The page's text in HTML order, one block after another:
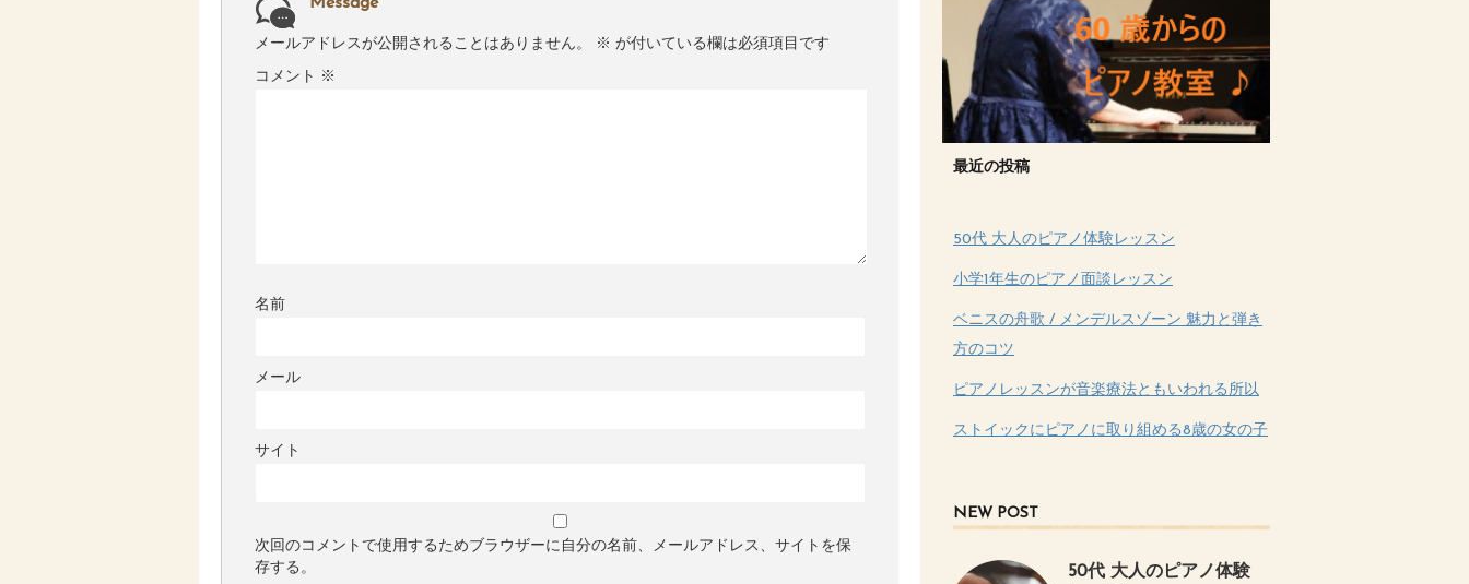
メールアドレスが公開されることはありません。 ※ が付いている欄は必須項目です
コメント ※
名前
メール
サイト
次回のコメントで使用するためブラウザーに自分の名前、メールアドレス、サイトを保
存する。
最近の投稿
50代 大人のピアノ体験レッスン
小学1年生のピアノ面談レッスン
ベニスの舟歌 / メンデルスゾーン 魅力と弾き
方のコツ
ピアノレッスンが音楽療法ともいわれる所以
ストイックにピアノに取り組める8歳の女の子
NEW POST
50代 大人のピアノ体験